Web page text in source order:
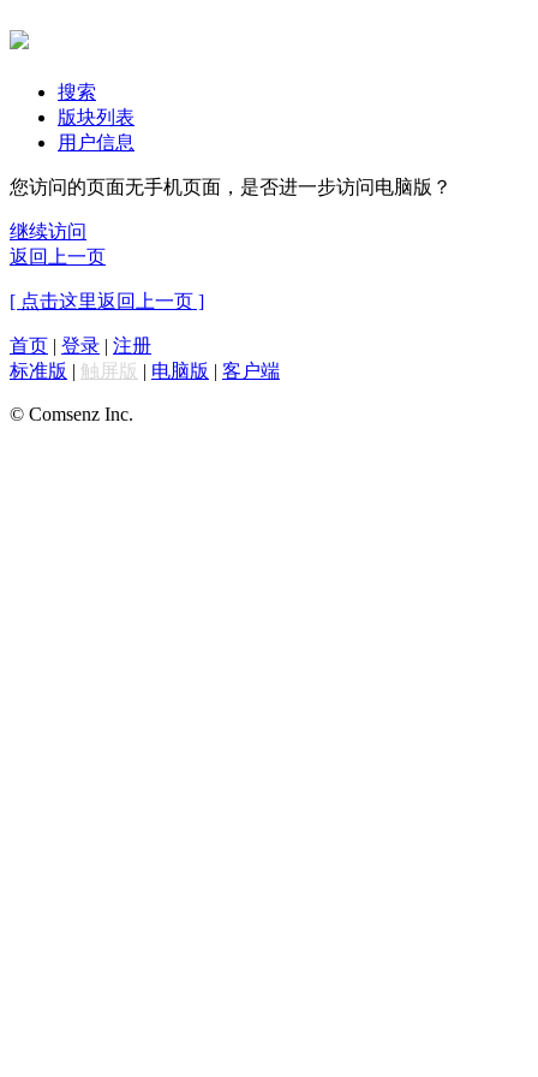
搜索
版块列表
用户信息
您访问的页面无手机页面，是否进一步访问电脑版？
继续访问
返回上一页
[ 点击这里返回上一页 ]
首页 | 登录 | 注册
标准版 | 触屏版 | 电脑版 | 客户端
© Comsenz Inc.